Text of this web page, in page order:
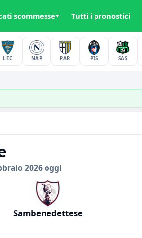
scommesse Tutti i pronostici
LEC NAP PAR PIS SAS
2026 oggi
Sambenedettese